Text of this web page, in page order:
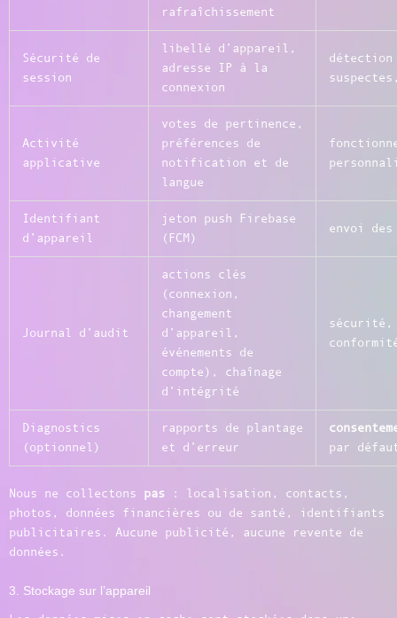
rafraîchissement
Sécurité de
session
libellé d’appareil,
adresse IP à la
connexion
détection
Activité
applicative
votes de pertinence,
préférences de
notification et de
langue
Identifiant
d’appareil
jeton push Firebase
(FCM)
envoi
Journal d’audit
actions clés
(connexion,
changement
d’appareil,
événements de
compte), chaînage
d’intégrité
Diagnostics
(optionnel)
rapports de plantage
et d’erreur
par
Nous ne collectons pas : localisation, contacts,
photos, données financières ou de santé, identifiants
publicitaires. Aucune publicité, aucune revente de
données.
3. Stockage sur l’appareil